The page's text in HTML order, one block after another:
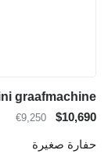
graafmachine
$10,690
€9,250
حفارة صغيرة